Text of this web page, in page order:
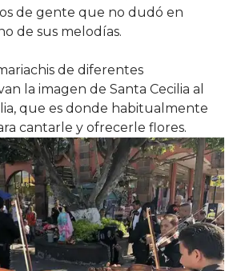
de gente que no dudó en
de sus melodías.
de diferentes
la imagen de Santa Cecilia al
que es donde habitualmente
cantarle y ofrecerle flores.